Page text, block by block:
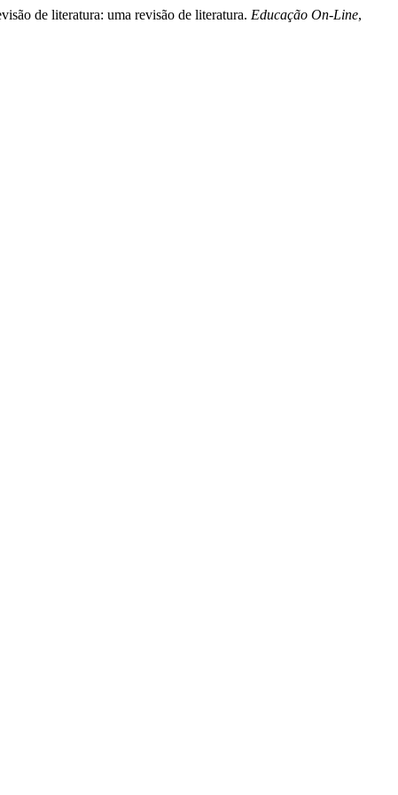
de literatura: uma revisão de literatura. Educação On-Line,